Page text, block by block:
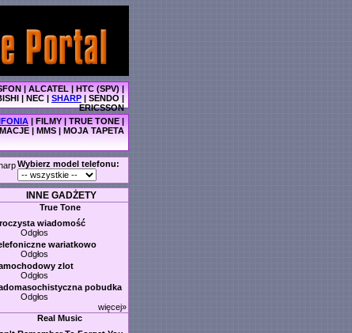
|ALCATEL|HTC (SPV)|
|NEC|SHARP|SENDO|
ERICSSON
| FILMY | TRUE TONE |
| MMS | MOJA TAPETA
Wybierz model telefonu:
INNE GADŻETY
True Tone
wiadomość
Odgłos
wariatkowo
Odgłos
zlot
Odgłos
pobudka
Odgłos
więcej»
Real Music